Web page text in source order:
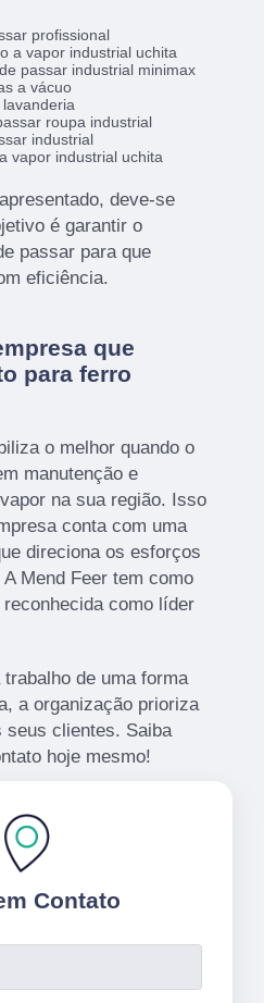
profissional
a vapor industrial uchita
passar industrial minimax
a vácuo
roupa industrial
industrial
vapor industrial uchita
deve-se
é garantir o
passar para que
eficiência.
que
para ferro
o melhor quando o
manutenção e
na sua região. Isso
conta com uma
direciona os esforços
Mend Feer tem como
como líder
de uma forma
a organização prioriza
seus clientes. Saiba
hoje mesmo!
Contato